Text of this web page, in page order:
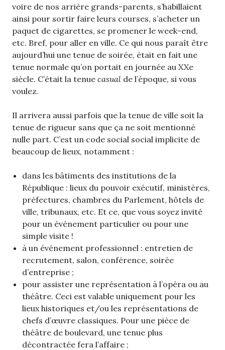
voire de nos arrière grands-parents, s’habillaient
ainsi pour sortir faire leurs courses, s’acheter un
paquet de cigarettes, se promener le week-end,
etc. Bref, pour aller en ville. Ce qui nous paraît être
aujourd’hui une tenue de soirée, était en fait une
tenue normale qu’on portait en journée au XXe
siècle. C’était la tenue casual de l’époque, si vous
voulez.
Il arrivera aussi parfois que la tenue de ville soit la
tenue de rigueur sans que ça ne soit mentionné
nulle part. C’est un code social social implicite de
beaucoup de lieux, notamment :
dans les bâtiments des institutions de la
République : lieux du pouvoir exécutif, ministères,
préfectures, chambres du Parlement, hôtels de
ville, tribunaux, etc. Et ce, que vous soyez invité
pour un événement particulier ou pour une
simple visite !
à un événement professionnel : entretien de
recrutement, salon, conférence, soirée
d’entreprise ;
pour assister une représentation à l’opéra ou au
théâtre. Ceci est valable uniquement pour les
lieux historiques et/ou les représentations de
chefs d’œuvre classiques. Pour une pièce de
théâtre de boulevard, une tenue plus
décontractée fera l’affaire ;